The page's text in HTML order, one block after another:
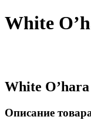
White
White O’hara
Описание